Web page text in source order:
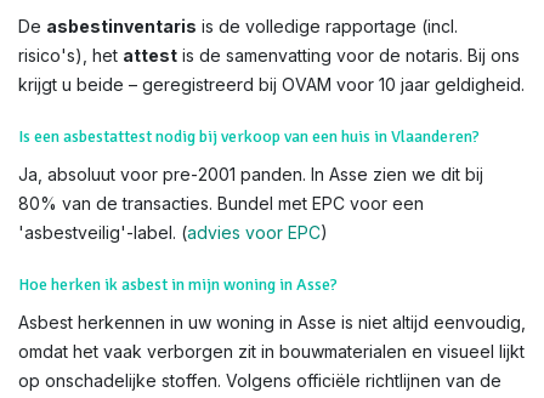
De asbestinventaris is de volledige rapportage (incl.
risico's), het attest is de samenvatting voor de notaris. Bij ons
krijgt u beide – geregistreerd bij OVAM voor 10 jaar geldigheid.
Is een asbestattest nodig bij verkoop van een huis in Vlaanderen?
Ja, absoluut voor pre-2001 panden. In Asse zien we dit bij
80% van de transacties. Bundel met EPC voor een
'asbestveilig'-label. (advies voor EPC)
Hoe herken ik asbest in mijn woning in Asse?
Asbest herkennen in uw woning in Asse is niet altijd eenvoudig,
omdat het vaak verborgen zit in bouwmaterialen en visueel lijkt
op onschadelijke stoffen. Volgens officiële richtlijnen van de